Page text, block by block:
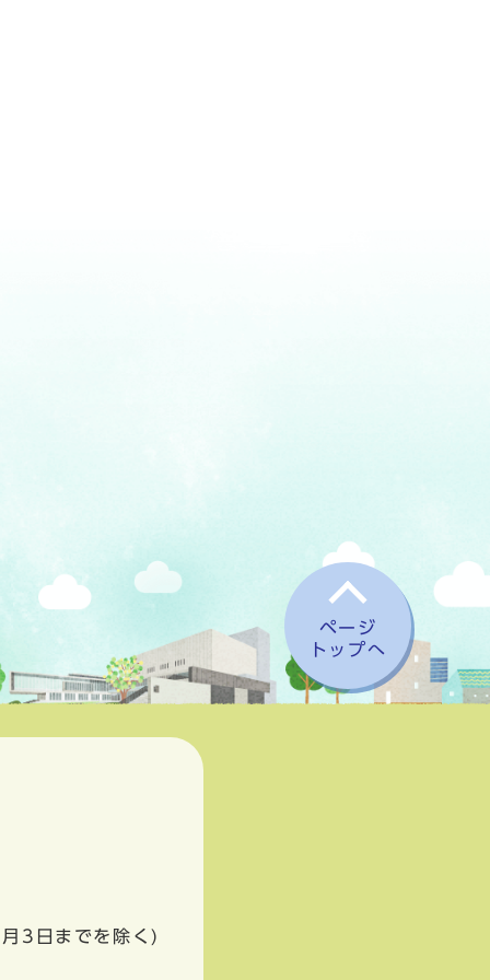
ページ
トップへ
3日までを除く)